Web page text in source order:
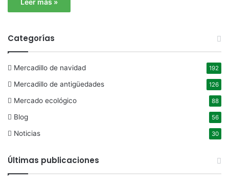
Leer más »
Categorías
Mercadillo de navidad 192
Mercadillo de antigüedades 126
Mercado ecológico 88
Blog 56
Noticias 30
Últimas publicaciones